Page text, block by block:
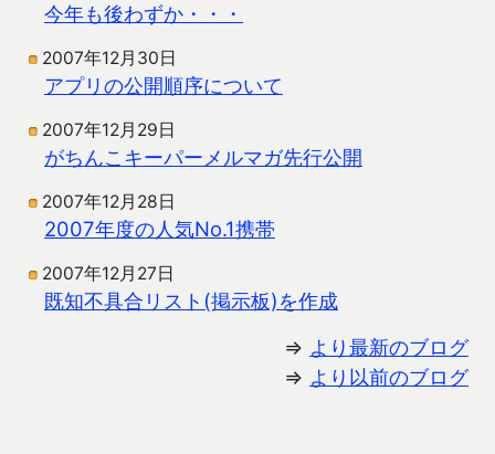
今年も後わずか・・・
2007年12月30日
アプリの公開順序について
2007年12月29日
がちんこキーパーメルマガ先行公開
2007年12月28日
2007年度の人気No.1携帯
2007年12月27日
既知不具合リスト(掲示板)を作成
⇒ より最新のブログ
⇒ より以前のブログ